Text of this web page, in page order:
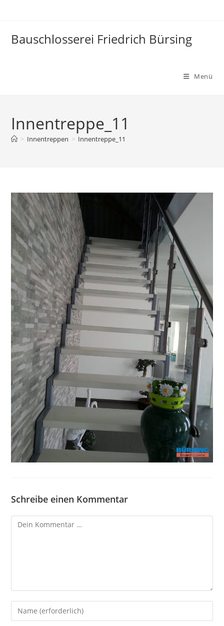
Bauschlosserei Friedrich Bürsing
Menü
Innentreppe_11
> Innentreppen > Innentreppe_11
Schreibe einen Kommentar
Kommentar
Gib
deinen